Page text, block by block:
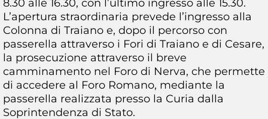
8.30 alle 16.30, con l’ultimo ingresso alle 15.30.
L’apertura straordinaria prevede l’ingresso alla
Colonna di Traiano e, dopo il percorso con
passerella attraverso i Fori di Traiano e di Cesare,
la prosecuzione attraverso il breve
camminamento nel Foro di Nerva, che permette
di accedere al Foro Romano, mediante la
passerella realizzata presso la Curia dalla
Soprintendenza di Stato.